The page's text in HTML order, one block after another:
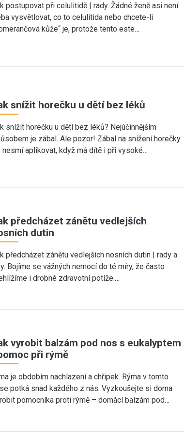
postupovat při celulitidě | rady. Žádné ženě asi není
vysvětlovat, co to celulitida nebo chcete-li
kůže“ je, protože tento este…
snížit horečku u dětí bez léků
snížit horečku u dětí bez léků? Nejúčinnějším
je zábal. Ale pozor! Zábal na snížení horečky
nesmí aplikovat, když má dítě i při vysoké…
předcházet zánětu vedlejších
dutin
předcházet zánětu vedlejších nosních dutin | rady a
Bojíme se vážných nemocí do té míry, že často
i drobné zdravotní potíže.…
vyrobit balzám pod nos s eukalyptem
při rýmě
je obdobím nachlazení a chřipek. Rýma v tomto
potká snad každého z nás. Vyzkoušejte si doma
pomocníka proti rýmě – domácí balzám pod…